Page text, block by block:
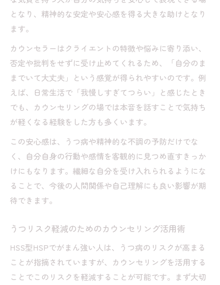
となり、精神的な安定や安心感を得る大きな助けとなり
ます。
カウンセラーはクライエントの特徴や悩みに寄り添い、
否定や批判をせずに受け止めてくれるため、「自分のま
までいて大丈夫」という感覚が得られやすいのです。例
えば、日常生活で「我慢しすぎてつらい」と感じたとき
でも、カウンセリングの場では本音を話すことで気持ち
が軽くなる経験をした方も多くいます。
この安心感は、うつ病や精神的な不調の予防だけでな
く、自分自身の行動や感情を客観的に見つめ直すきっか
けにもなります。繊細な自分を受け入れられるようにな
ることで、今後の人間関係や自己理解にも良い影響が期
待できます。
うつリスク軽減のためのカウンセリング活用術
HSS型HSPでがまん強い人は、うつ病のリスクが高まる
ことが指摘されていますが、カウンセリングを活用する
ことでこのリスクを軽減することが可能です。まず大切